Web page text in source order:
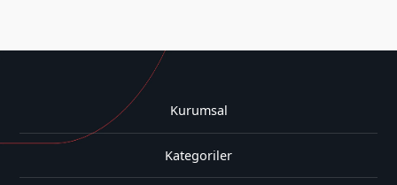
Kurumsal
Kategoriler